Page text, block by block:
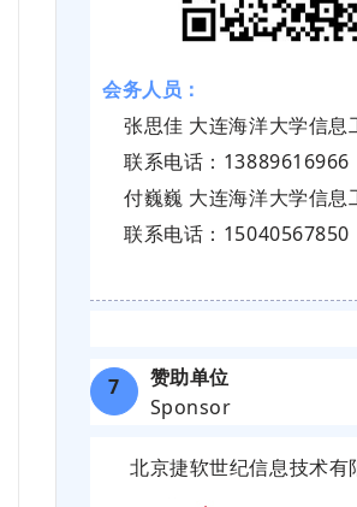
会务人员：
张思佳 大连海洋大学信息
联系电话：13889616966
付巍巍 大连海洋大学信息
联系电话：15040567850
7
赞助单位
Sponsor
北京捷软世纪信息技术有